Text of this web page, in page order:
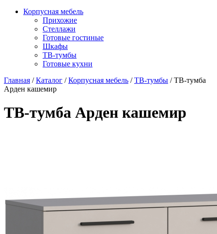
Корпусная мебель
Прихожие
Стеллажи
Готовые гостиные
Шкафы
ТВ-тумбы
Готовые кухни
Главная /Каталог /Корпусная мебель /ТВ-тумбы /ТВ-тумба
Арден кашемир
ТВ-тумба Арден кашемир